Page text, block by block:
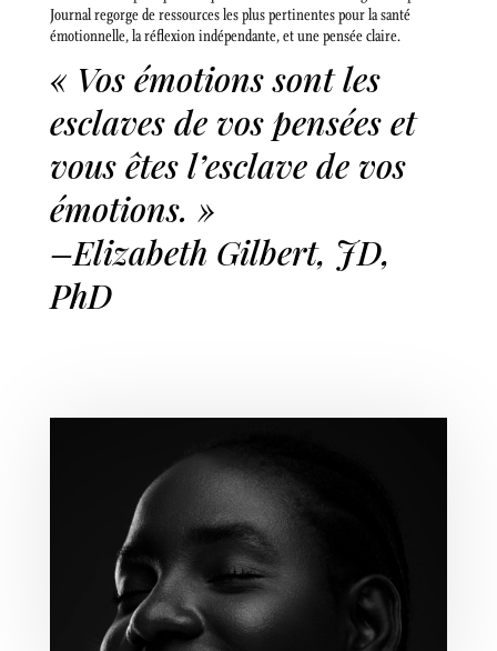
Journal regorge de ressources les plus pertinentes pour la santé
émotionnelle, la réflexion indépendante, et une pensée claire.
« Vos émotions sont les
esclaves de vos pensées et
vous êtes l’esclave de vos
émotions. »
–Elizabeth Gilbert, JD,
PhD